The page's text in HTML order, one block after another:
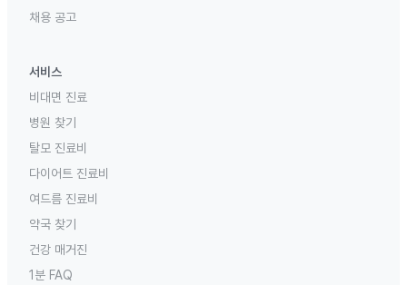
채용 공고
서비스
비대면 진료
병원 찾기
탈모 진료비
다이어트 진료비
여드름 진료비
약국 찾기
건강 매거진
1분 FAQ